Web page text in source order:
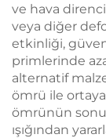
ve hava
veya diğer
etkinliği,
primlerinde
alternatif
ömrü ile
ömrünün
ışığından